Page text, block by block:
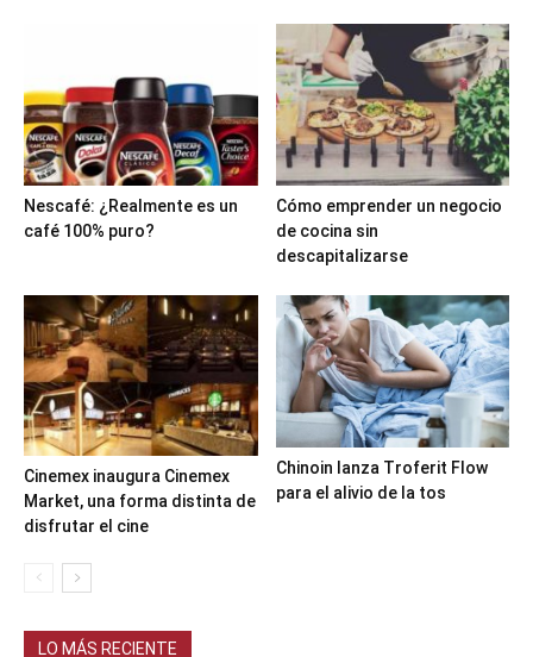
Nescafé: ¿Realmente es un
café 100% puro?
Cómo emprender un negocio
de cocina sin
descapitalizarse
Cinemex inaugura Cinemex
Market, una forma distinta de
disfrutar el cine
Chinoin lanza Troferit Flow
para el alivio de la tos
LO MÁS RECIENTE